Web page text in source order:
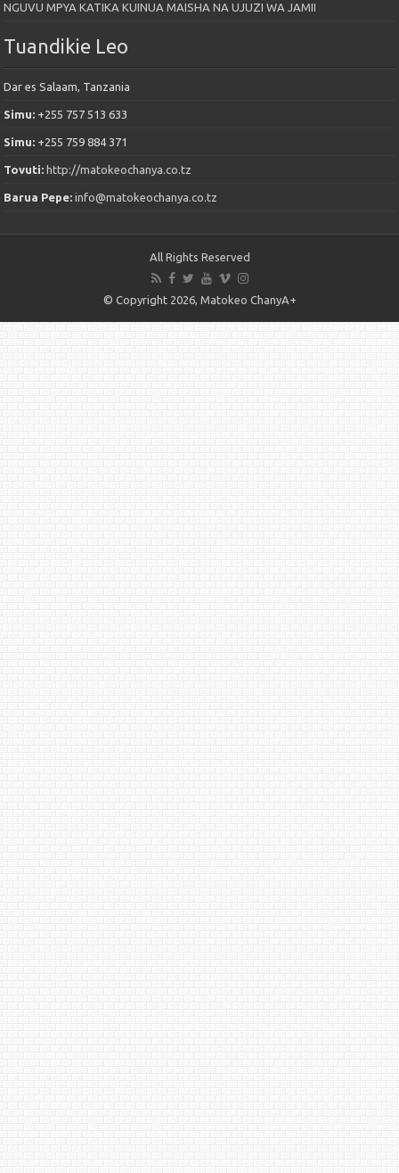
NGUVU MPYA KATIKA KUINUA MAISHA NA UJUZI WA JAMII
Tuandikie Leo
Dar es Salaam, Tanzania
Simu: +255 757 513 633
Simu: +255 759 884 371
Tovuti: http://matokeochanya.co.tz
Barua Pepe:info@matokeochanya.co.tz
All Rights Reserved
© Copyright 2026, Matokeo ChanyA+